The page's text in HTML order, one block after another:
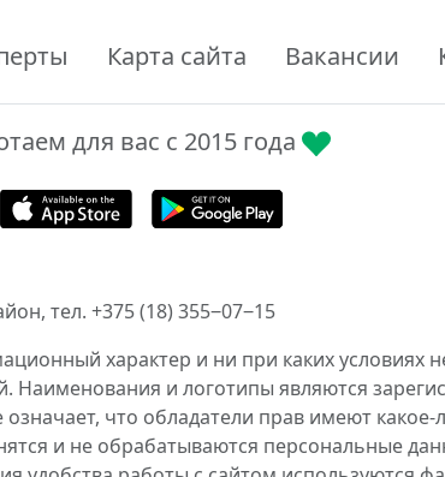
Карта сайта Вакансии
для вас с 2015 года
тел. +375 (18) 355‒07‒15
характер и ни при каких условиях
Наименования и логотипы являются
что обладатели прав имеют
и не обрабатываются персональные